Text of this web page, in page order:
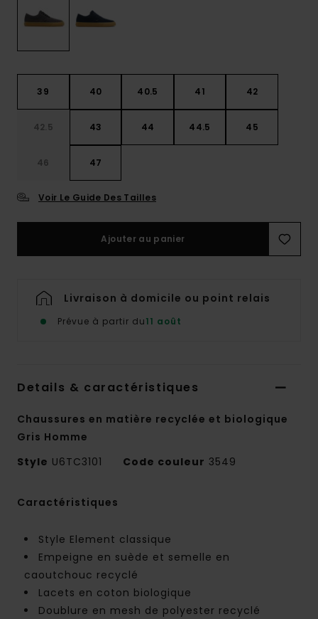
39 40 40.5 41 42
42.5 43 44 44.5 45
46 47
Voir Le Guide Des Tailles
Ajouter au panier
Livraison à domicile ou point relais
Prévue à partir du11 août
Details & caractéristiques
Chaussures en matière recyclée et biologique
Gris Homme
Style U6TC3101 Code couleur 3549
Caractéristiques
Style Element classique
Empeigne en suède et semelle en
caoutchouc recyclé
Lacets en coton biologique
Doublure en mesh de polyester recyclé